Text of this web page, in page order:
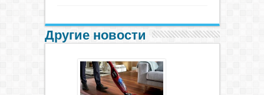
Другие новости